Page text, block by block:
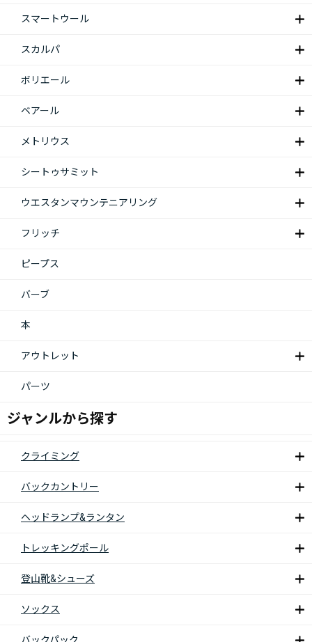
スマートウール
スカルパ
ボリエール
ベアール
メトリウス
シートゥサミット
ウエスタンマウンテニアリング
フリッチ
ピープス
バーブ
本
アウトレット
パーツ
ジャンルから探す
クライミング
バックカントリー
ヘッドランプ&ランタン
トレッキングポール
登山靴&シューズ
ソックス